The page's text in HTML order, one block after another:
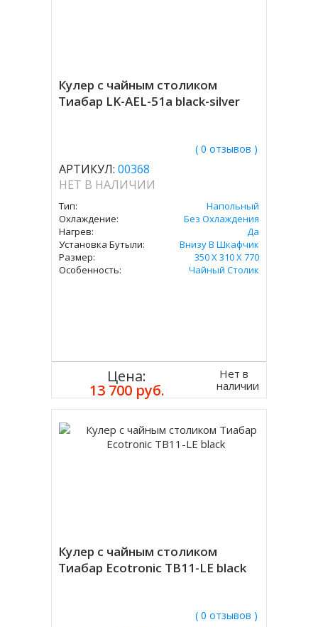
Кулер с чайным столиком
Тиабар LK-AEL-51a black-silver
( 0 отзывов )
АРТИКУЛ: 00368
НЕТ В НАЛИЧИИ
Тип:
Напольный
Охлаждение:
Без Охлаждения
Нагрев:
Да
Установка Бутыли:
Внизу В Шкафчик
Размер:
350 Х 310 Х 770
Особенность:
Чайный Столик
Цена:
13 700 руб.
Нет в
наличии
Кулер с чайным столиком
Тиабар Ecotronic TB11-LE black
( 0 отзывов )